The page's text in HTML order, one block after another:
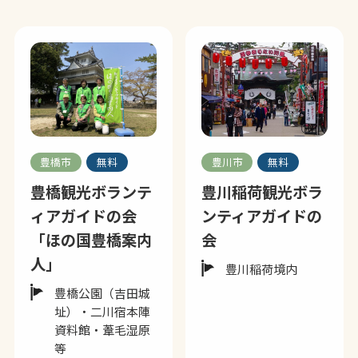
豊橋市 無料
豊橋観光ボランテ
ィアガイドの会
「ほの国豊橋案内
人」
豊橋公園（吉田城
址）・二川宿本陣
資料館・葦毛湿原
等
豊川市 無料
豊川稲荷観光ボラ
ンティアガイドの
会
豊川稲荷境内